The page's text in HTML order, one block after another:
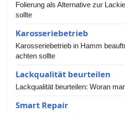
Folierung als Alternative zur
sollte
Karosseriebetrieb
Karosseriebetrieb in Hamm
achten sollte
Lackqualität beurteilen
Lackqualität beurteilen: Woran
Smart Repair